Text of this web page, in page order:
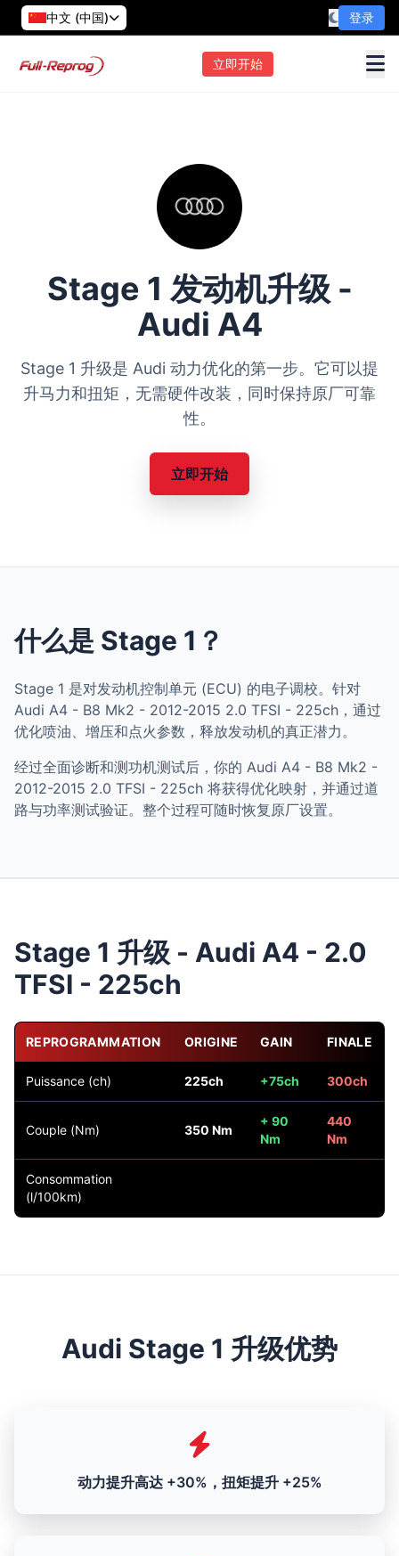
中文 (中国) 登录
立即开始
Stage 1 发动机升级 -
Audi A4
Stage 1 升级是 Audi 动力优化的第一步。它可以提
升马力和扭矩，无需硬件改装，同时保持原厂可靠
性。
立即开始
什么是 Stage 1？
Stage 1 是对发动机控制单元 (ECU) 的电子调校。针对
Audi A4 - B8 Mk2 - 2012-2015 2.0 TFSI - 225ch，通过
优化喷油、增压和点火参数，释放发动机的真正潜力。
经过全面诊断和测功机测试后，你的 Audi A4 - B8 Mk2 -
2012-2015 2.0 TFSI - 225ch 将获得优化映射，并通过道
路与功率测试验证。整个过程可随时恢复原厂设置。
Stage 1 升级 - Audi A4 - 2.0
TFSI - 225ch
REPROGRAMMATION ORIGINE GAIN FINALE
Puissance (ch) 225ch +75ch 300ch
Couple (Nm) 350 Nm
+ 90
Nm
440
Nm
Consommation
(l/100km)
Audi Stage 1 升级优势
动力提升高达 +30%，扭矩提升 +25%